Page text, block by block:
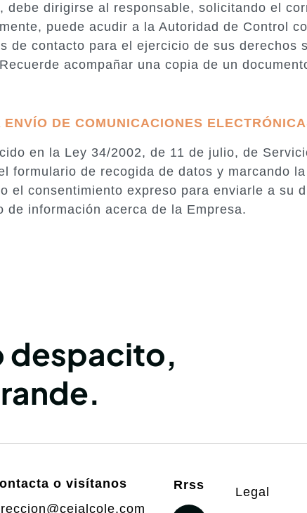
debe dirigirse al responsable, solicitando el
puede acudir a la Autoridad de Control
de contacto para el ejercicio de sus derechos
acompañar una copia de un
DE COMUNICACIONES
en la Ley 34/2002, de 11 de julio, de
formulario de recogida de datos y marcando
el consentimiento expreso para enviarle a
de información acerca de la Empresa.
despacito,
o visítanos
Rrss Legal